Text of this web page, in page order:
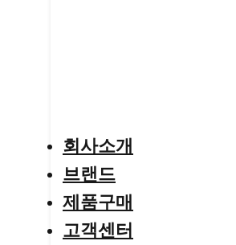
회사소개
브랜드
제품구매
고객센터